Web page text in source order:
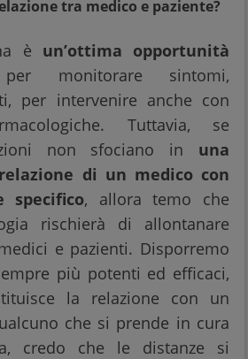
tra medico e paziente?
è un’ottima opportunità
monitorare sintomi,
per intervenire anche con
Tuttavia, se
non sfociano in una
di un medico con
specifico, allora temo che
rischierà di allontanare
e pazienti. Disporremo
più potenti ed efficaci,
la relazione con un
che si prende in cura
credo che le distanze si